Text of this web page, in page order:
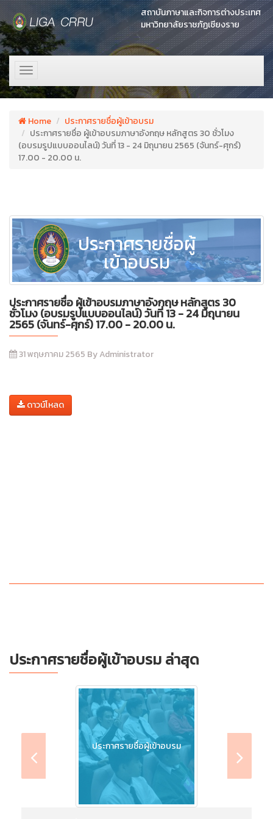
สถาบันภาษาและกิจการต่างประเทศ
มหาวิทยาลัยราชภัฏเชียงราย
Toggle
navigation
Home
ประกาศรายชื่อผู้เข้าอบรม
ประกาศรายชื่อ ผู้เข้าอบรมภาษาอังกฤษ หลักสูตร 30 ชั่วโมง
(อบรมรูปแบบออนไลน์) วันที่ 13 - 24 มิถุนายน 2565 (จันทร์-ศุกร์)
17.00 - 20.00 น.
ประกาศรายชื่อผู้
เข้าอบรม
ประกาศรายชื่อ ผู้เข้าอบรมภาษาอังกฤษ หลักสูตร 30
ชั่วโมง (อบรมรูปแบบออนไลน์) วันที่ 13 - 24 มิถุนายน
2565 (จันทร์-ศุกร์) 17.00 - 20.00 น.
31 พฤษภาคม 2565 By Administrator
ดาวน์โหลด
ประกาศรายชื่อผู้เข้าอบรม ล่าสุด
ประกาศรายชื่อผู้เข้าอบรม